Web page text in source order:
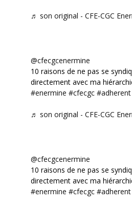
♬ son original - CFE-CGC
@cfecgcenermine
10 raisons de ne pas se
directement avec ma
#enermine #cfecgc #adherent
♬ son original - CFE-CGC
@cfecgcenermine
10 raisons de ne pas se
directement avec ma
#enermine #cfecgc #adherent